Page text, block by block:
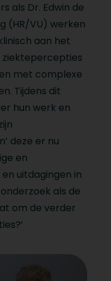
als Dr. Edwin de
(HR/VU) werken
aan het
ziektepercepties
met complexe
Tijdens dit
hun werk en
deze er nu
en
uitdagingen in
als de
om de verder